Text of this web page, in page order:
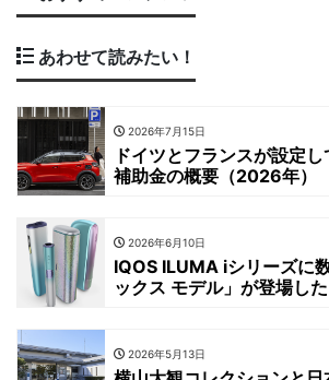
あわせて読みたい！
2026年7月15日
ドイツとフランスが設定
補助金の概要（2026年）
2026年6月10日
IQOS ILUMA iシリーズに
ックス モデル」が登場した
2026年5月13日